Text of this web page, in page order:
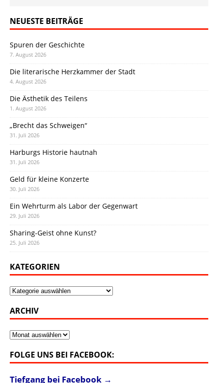
NEUESTE BEITRÄGE
Spuren der Geschichte
7. August 2026
Die literarische Herzkammer der Stadt
4. August 2026
Die Ästhetik des Teilens
1. August 2026
„Brecht das Schweigen“
31. Juli 2026
Harburgs Historie hautnah
31. Juli 2026
Geld für kleine Konzerte
30. Juli 2026
Ein Wehrturm als Labor der Gegenwart
29. Juli 2026
Sharing-Geist ohne Kunst?
25. Juli 2026
KATEGORIEN
Kategorien
ARCHIV
Archiv
FOLGE UNS BEI FACEBOOK:
Tiefgang bei Facebook →